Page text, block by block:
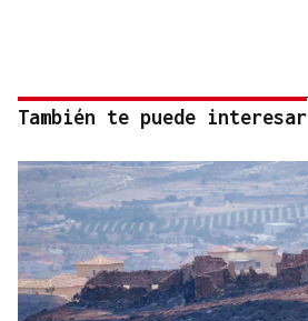
También te puede interesar